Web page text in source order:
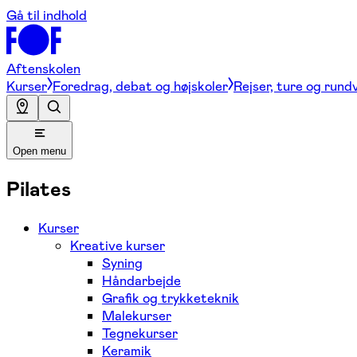
Gå til indhold
Aftenskolen
Kurser Foredrag, debat og højskoler Rejser, ture og
Open menu
Pilates
Kurser
Kreative kurser
Syning
Håndarbejde
Grafik og trykketeknik
Malekurser
Tegnekurser
Keramik